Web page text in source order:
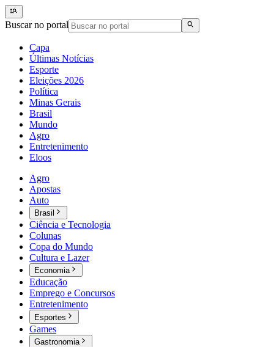
Buscar no portal
Capa
Últimas Notícias
Esporte
Eleições 2026
Política
Minas Gerais
Brasil
Mundo
Agro
Entretenimento
Eloos
Agro
Apostas
Auto
Brasil
Ciência e Tecnologia
Colunas
Copa do Mundo
Cultura e Lazer
Economia
Educação
Emprego e Concursos
Entretenimento
Esportes
Games
Gastronomia